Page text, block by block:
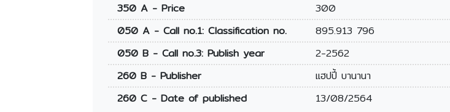
350 A - Price
300
050 A - Call no.1: Classification no.
895.913 796
050 B - Call no.3: Publish year
2-2562
260 B - Publisher
แฮปปี้ บานานา
260 C - Date of published
13/08/2564